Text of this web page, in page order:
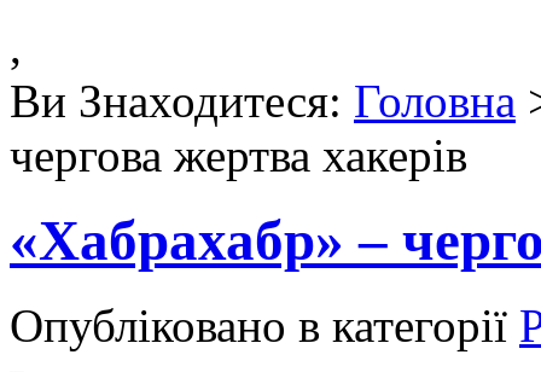
,
Ви Знаходитеся: Головна
чергова жертва хакерів
«Хабрахабр» –
Опубліковано в категорії